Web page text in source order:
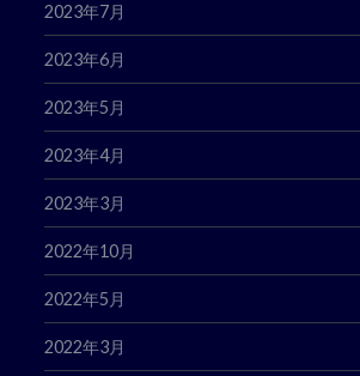
2023年7月
2023年6月
2023年5月
2023年4月
2023年3月
2022年10月
2022年5月
2022年3月